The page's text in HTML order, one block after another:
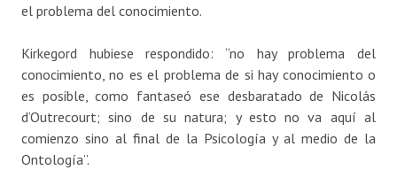
el problema del conocimiento.
Kirkegord hubiese respondido: “no hay problema del
conocimiento, no es el problema de si hay conocimiento o
es posible, como fantaseó ese desbaratado de Nicolás
d’Outrecourt; sino de su natura; y esto no va aquí al
comienzo sino al final de la Psicología y al medio de la
Ontología”.